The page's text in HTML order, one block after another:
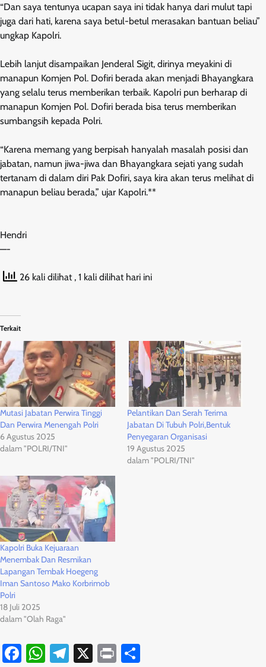
“Dan saya tentunya ucapan saya ini tidak hanya dari mulut tapi
juga dari hati, karena saya betul-betul merasakan bantuan beliau”
ungkap Kapolri.
Lebih lanjut disampaikan Jenderal Sigit, dirinya meyakini di
manapun Komjen Pol. Dofiri berada akan menjadi Bhayangkara
yang selalu terus memberikan terbaik. Kapolri pun berharap di
manapun Komjen Pol. Dofiri berada bisa terus memberikan
sumbangsih kepada Polri.
“Karena memang yang berpisah hanyalah masalah posisi dan
jabatan, namun jiwa-jiwa dan Bhayangkara sejati yang sudah
tertanam di dalam diri Pak Dofiri, saya kira akan terus melihat di
manapun beliau berada,” ujar Kapolri.**
Hendri
—-
26 kali dilihat , 1 kali dilihat hari ini
Terkait
Mutasi Jabatan Perwira Tinggi
Dan Perwira Menengah Polri
6 Agustus 2025
dalam "POLRI/TNI"
Pelantikan Dan Serah Terima
Jabatan Di Tubuh Polri,Bentuk
Penyegaran Organisasi
19 Agustus 2025
dalam "POLRI/TNI"
Kapolri Buka Kejuaraan
Menembak Dan Resmikan
Lapangan Tembak Hoegeng
Iman Santoso Mako Korbrimob
Polri
18 Juli 2025
dalam "Olah Raga"
Facebook
WhatsApp
Telegram
X Print